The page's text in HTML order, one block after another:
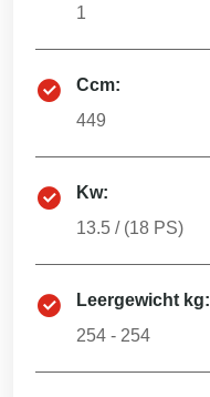
1
Ccm:
449
Kw:
13.5 / (18 PS)
Leergewicht kg:
254 - 254